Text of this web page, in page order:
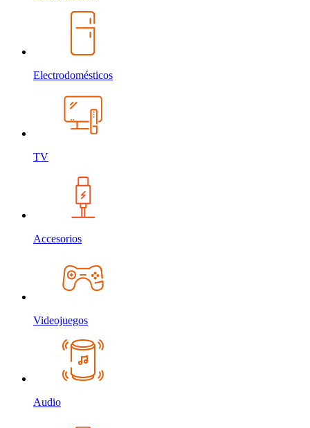
Electrodomésticos
TV
Accesorios
Videojuegos
Audio